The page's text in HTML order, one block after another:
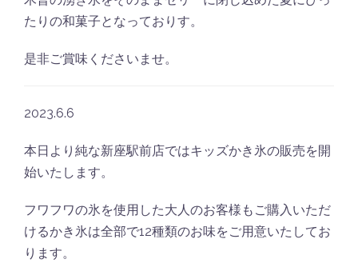
たりの和菓子となっておりす。
是非ご賞味くださいませ。
2023.6.6
本日より純な新座駅前店ではキッズかき氷の販売を開
始いたします。
フワフワの氷を使用した大人のお客様もご購入いただ
けるかき氷は全部で12種類のお味をご用意いたしてお
ります。